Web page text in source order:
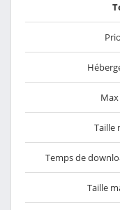
Taille
Temps de
Taille